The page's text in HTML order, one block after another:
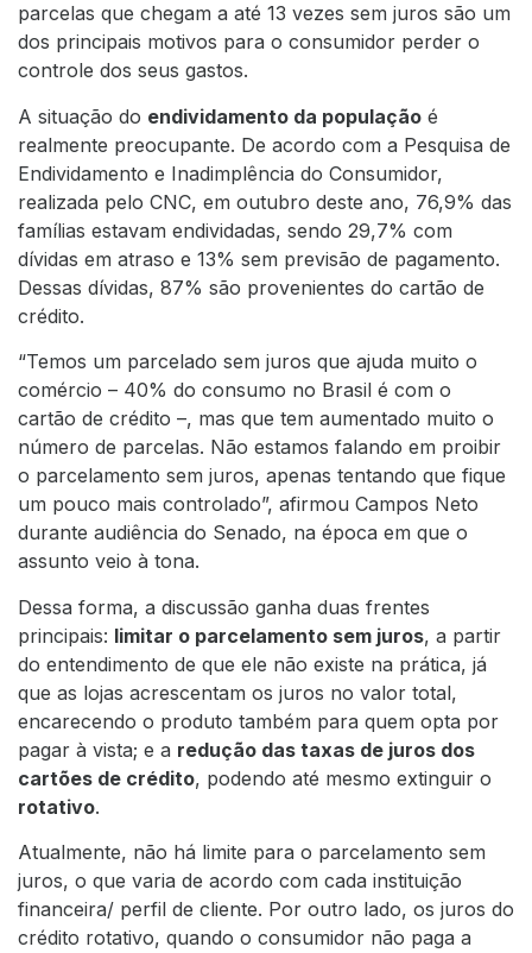
parcelas que chegam a até 13 vezes sem juros são um
dos principais motivos para o consumidor perder o
controle dos seus gastos.
A situação do endividamento da população é
realmente preocupante. De acordo com a Pesquisa de
Endividamento e Inadimplência do Consumidor,
realizada pelo CNC, em outubro deste ano, 76,9% das
famílias estavam endividadas, sendo 29,7% com
dívidas em atraso e 13% sem previsão de pagamento.
Dessas dívidas, 87% são provenientes do cartão de
crédito.
“Temos um parcelado sem juros que ajuda muito o
comércio – 40% do consumo no Brasil é com o
cartão de crédito –, mas que tem aumentado muito o
número de parcelas. Não estamos falando em proibir
o parcelamento sem juros, apenas tentando que fique
um pouco mais controlado”, afirmou Campos Neto
durante audiência do Senado, na época em que o
assunto veio à tona.
Dessa forma, a discussão ganha duas frentes
principais: limitar o parcelamento sem juros, a partir
do entendimento de que ele não existe na prática, já
que as lojas acrescentam os juros no valor total,
encarecendo o produto também para quem opta por
pagar à vista; e a redução das taxas de juros dos
cartões de crédito, podendo até mesmo extinguir o
rotativo.
Atualmente, não há limite para o parcelamento sem
juros, o que varia de acordo com cada instituição
financeira/ perfil de cliente. Por outro lado, os juros do
crédito rotativo, quando o consumidor não paga a